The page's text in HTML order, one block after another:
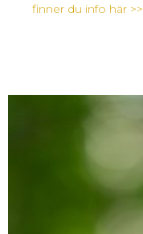
finner du info här >>